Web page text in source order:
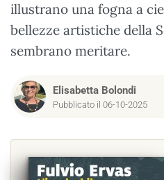
illustrano una fogna a
bellezze artistiche della
sembrano meritare.
Elisabetta Bolondi
Pubblicato il 06-10-2025